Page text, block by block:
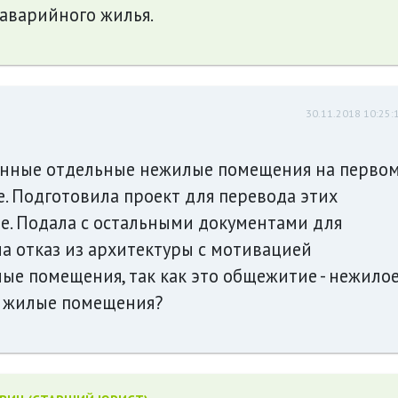
жилья.
30.11.2018
отдельные нежилые помещения на
Подготовила проект для перевода этих
с остальными документами для
отказ из архитектуры с мотивацией
помещения, так как это общежитие -
жилые помещения?